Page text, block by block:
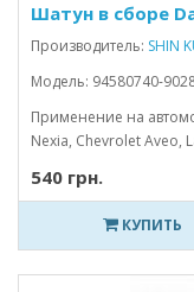
Шатун в сборе
Производитель: SHIN
Модель: 94580740-
Применение на
Nexia, Chevrolet Aveo,
540 грн.
КУПИТЬ